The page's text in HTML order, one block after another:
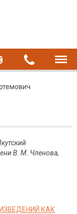
В. М. Членова,
КАК